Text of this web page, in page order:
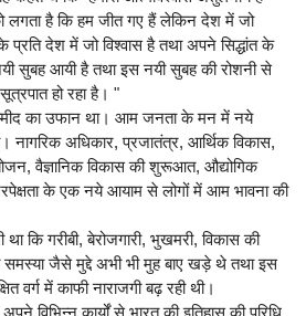
लगता है कि हम जीत गए हैं लेकिन देश में जो
प्रति देश में जो विश्वास है तथा अपने सिद्धांत के
सुबह आयी है तथा इस नयी सुबह की रोशनी से
हो रहा है। "
का उफान था। आम जनता के मन में नये
नागरिक अधिकार, प्रजातंत्र, आर्थिक विकास,
वैज्ञानिक विकास की शुरूआत, औद्योगिक
के एक नये आयाम से लोगों में आम भावना की
कि गरीबी, बेरोजगारी, भुखमरी, विकास की
समस्या जैसे मुद्दे अभी भी मुह बाए खड़े थे तथा इस
वर्ग में काफी नाराजगी बढ़ रही थी।
विभिन्न कार्यों से भारत की इतिहास की परिधि